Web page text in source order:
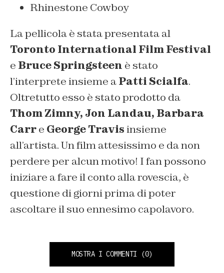
Rhinestone Cowboy
La pellicola è stata presentata al
Toronto International Film Festival
e Bruce Springsteen è stato
l’interprete insieme aPatti Scialfa.
Oltretutto esso è stato prodotto da
Thom Zimny, Jon Landau, Barbara
Carre George Travisinsieme
all’artista. Un film attesissimo e da non
perdere per alcun motivo! I fan possono
iniziare a fare il conto alla rovescia, è
questione di giorni prima di poter
ascoltare il suo ennesimo capolavoro.
MOSTRA I COMMENTI (0)